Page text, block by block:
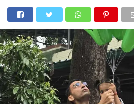
उत्तराखंड अल्मोड़ा उत्तरकाशी उधम सिंह नगर चंपावत
देहरादूननैनीतालपिथौरागढ़पौड़ी गढ़वालबागेश्वर
मनोरंजन